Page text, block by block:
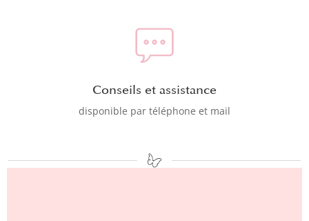
Conseils et assistance
disponible par téléphone et mail